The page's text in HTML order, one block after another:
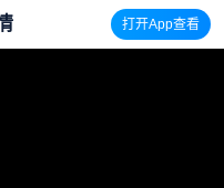
打开App查看